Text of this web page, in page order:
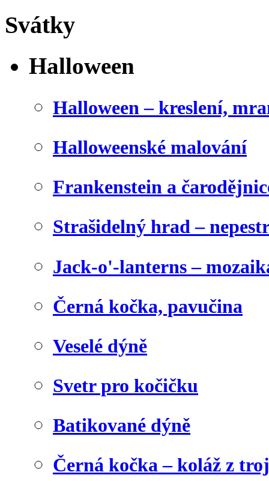
Svátky
Halloween
Halloween – kreslení,
Halloweenské malování
Frankenstein a
Strašidelný hrad –
Jack-o'-lanterns –
Černá kočka, pavučina
Veselé dýně
Svetr pro kočičku
Batikované dýně
Černá kočka – koláž z